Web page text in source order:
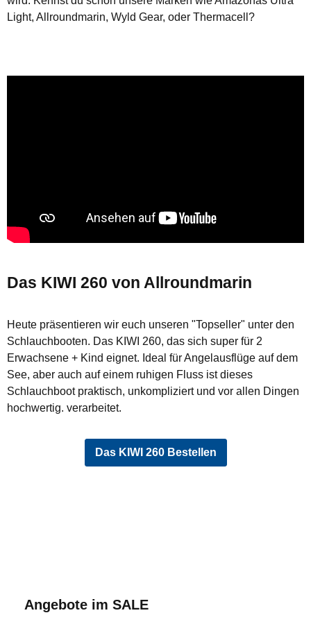
Light, Allroundmarin, Wyld Gear, oder Thermacell?
Das KIWI 260 von Allroundmarin
Heute präsentieren wir euch unseren "Topseller" unter den
Schlauchbooten. Das KIWI 260, das sich super für 2
Erwachsene + Kind eignet. Ideal für Angelausflüge auf dem
See, aber auch auf einem ruhigen Fluss ist dieses
Schlauchboot praktisch, unkompliziert und vor allen Dingen
hochwertig. verarbeitet.
Das KIWI 260 Bestellen
Produktgalerie überspringen
Angebote im SALE